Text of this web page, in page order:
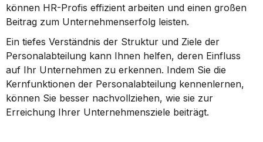
können HR-Profis effizient arbeiten und einen großen
Beitrag zum Unternehmenserfolg leisten.
Ein tiefes Verständnis der Struktur und Ziele der
Personalabteilung kann Ihnen helfen, deren Einfluss
auf Ihr Unternehmen zu erkennen. Indem Sie die
Kernfunktionen der Personalabteilung kennenlernen,
können Sie besser nachvollziehen, wie sie zur
Erreichung Ihrer Unternehmensziele beiträgt.